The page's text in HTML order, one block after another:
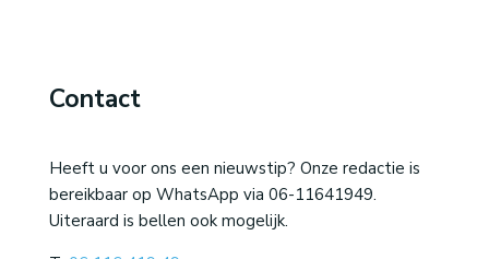
Contact
Heeft u voor ons een nieuwstip? Onze redactie is
bereikbaar op WhatsApp via 06-11641949.
Uiteraard is bellen ook mogelijk.